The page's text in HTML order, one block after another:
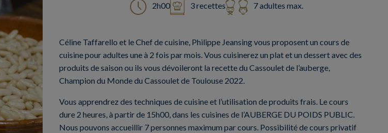
2h00 3 recettes 7 adultes max.
Céline Taffarello et le Chef de cuisine, Philippe Jeansing vous proposent un cours de
cuisine pour adultes une à 2 fois par mois. Vous cuisinerez un plat et un dessert avec des
produits de saison ou ils vous dévoileront la recette du Cassoulet de l’auberge,
Champion du Monde du Cassoulet de Toulouse 2022.
Vous apprendrez des techniques de cuisine et l’utilisation de produits frais. Le cours
dure 2 heures, à partir de 15h00, dans les cuisines de l’AUBERGE DU POIDS PUBLIC.
Nous pouvons accueillir 7 personnes maximum par cours. Possibilité de cours privatif